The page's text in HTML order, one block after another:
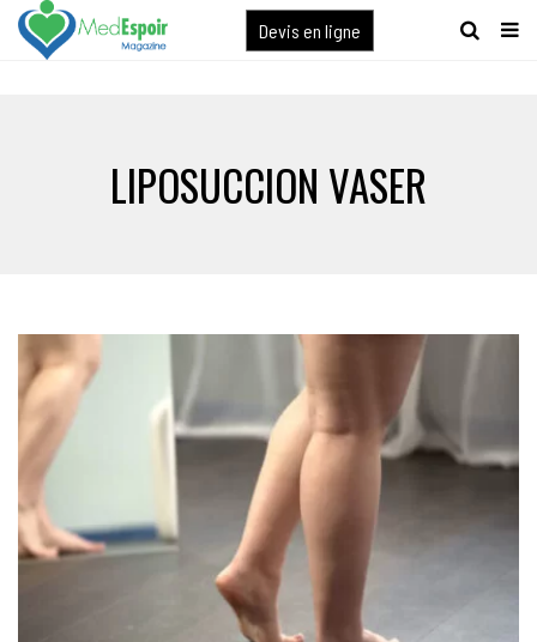
[maxbutton name="devis express"]
Devis en ligne
LIPOSUCCION VASER